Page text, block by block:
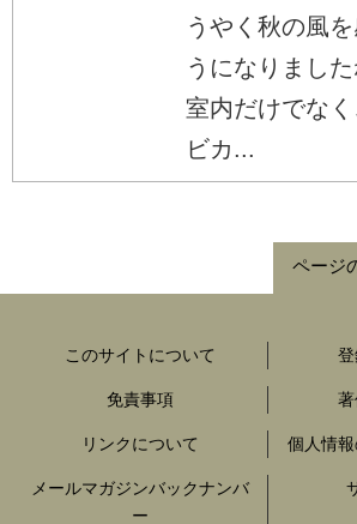
うやく秋の風
うになりまし
室内だけでな
ビカ...
ページ
このサイトについて
免責事項
リンクについて 個人情
メールマガジンバックナンバ
ー